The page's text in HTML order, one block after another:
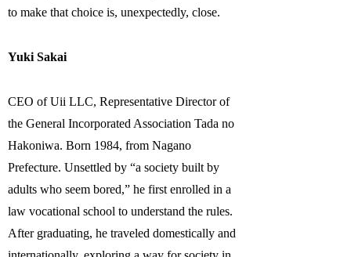
to make that choice is, unexpectedly, close.
Yuki Sakai
CEO of Uii LLC, Representative Director of
the General Incorporated Association Tada no
Hakoniwa. Born 1984, from Nagano
Prefecture. Unsettled by “a society built by
adults who seem bored,” he first enrolled in a
law vocational school to understand the rules.
After graduating, he traveled domestically and